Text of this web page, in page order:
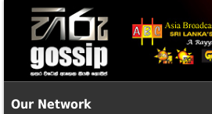
Our Network